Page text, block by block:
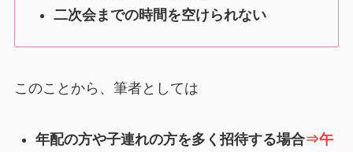
二次会までの時間を空けられない
このことから、筆者としては
年配の方や子連れの方を多く招待する場合⇒午